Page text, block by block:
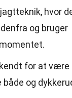
hvor
og bruger
for at være
både og